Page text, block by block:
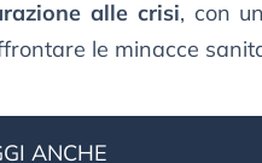
alle crisi, con
le minacce
ANCHE